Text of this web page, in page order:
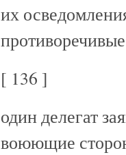
их
[ 136 ]
один делегат
воюющие